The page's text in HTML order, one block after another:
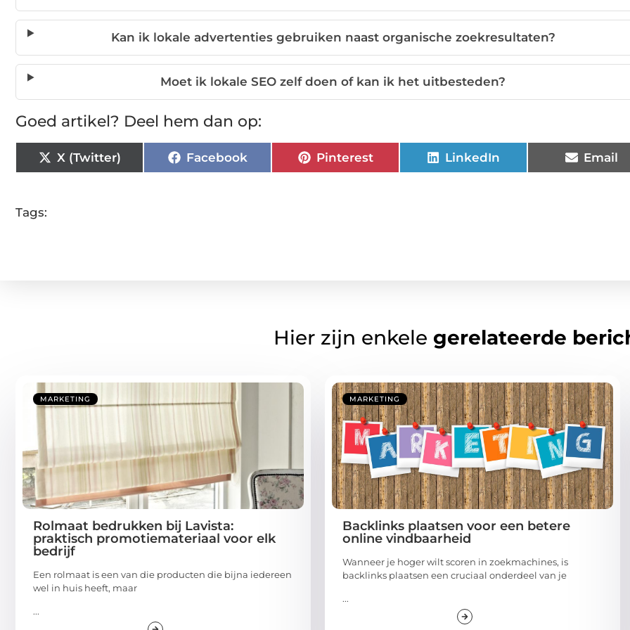
Kan ik lokale advertenties gebruiken naast organische zoekresultaten?
Moet ik lokale SEO zelf doen of kan ik het uitbesteden?
Goed artikel? Deel hem dan op:
X (Twitter) Facebook Pinterest LinkedIn Email
Tags:
Hier zijn enkele gerelateerde
MARKETING
Rolmaat bedrukken bij Lavista:
praktisch promotiemateriaal voor elk
bedrijf
Een rolmaat is een van die producten die bijna iedereen
wel in huis heeft, maar
...
MARKETING
Backlinks plaatsen voor een betere
online vindbaarheid
Wanneer je hoger wilt scoren in zoekmachines, is
backlinks plaatsen een cruciaal onderdeel van je
...